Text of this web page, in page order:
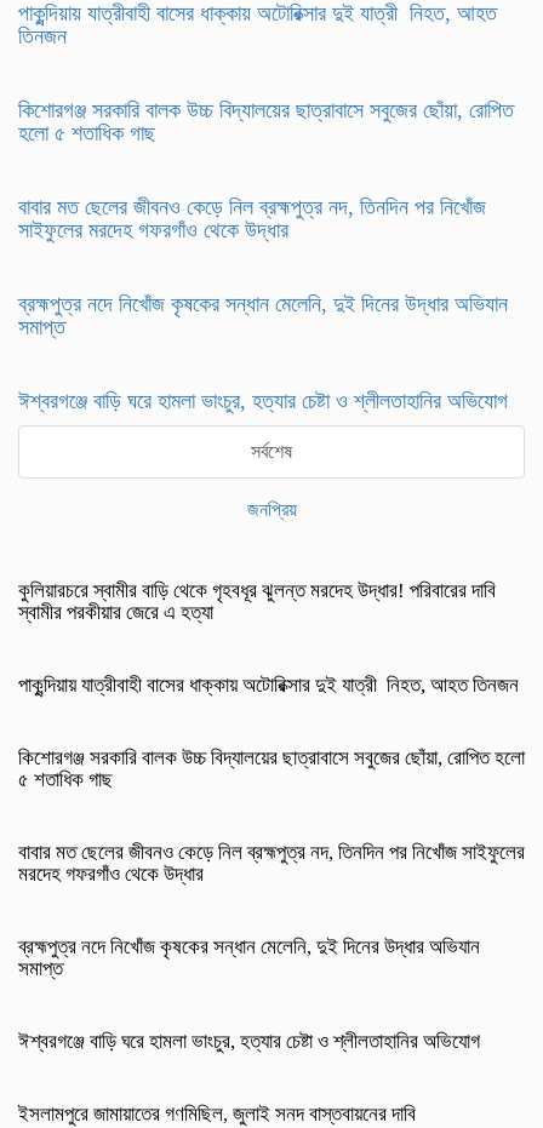
পাকুন্দিয়ায় যাত্রীবাহী বাসের ধাক্কায় অটোরিক্সার দুই যাত্রী নিহত, আহত
তিনজন
কিশোরগঞ্জ সরকারি বালক উচ্চ বিদ্যালয়ের ছাত্রাবাসে সবুজের ছোঁয়া, রোপিত
হলো ৫ শতাধিক গাছ
বাবার মত ছেলের জীবনও কেড়ে নিল ব্রহ্মপুত্র নদ, তিনদিন পর নিখোঁজ
সাইফুলের মরদেহ গফরগাঁও থেকে উদ্ধার
ব্রহ্মপুত্র নদে নিখোঁজ কৃষকের সন্ধান মেলেনি, দুই দিনের উদ্ধার অভিযান
সমাপ্ত
ঈশ্বরগঞ্জে বাড়ি ঘরে হামলা ভাংচুর, হত্যার চেষ্টা ও শ্লীলতাহানির অভিযোগ
সর্বশেষ
জনপ্রিয়
কুলিয়ারচরে স্বামীর বাড়ি থেকে গৃহবধূর ঝুলন্ত মরদেহ উদ্ধার! পরিবারের দাবি
স্বামীর পরকীয়ার জেরে এ হত্যা
পাকুন্দিয়ায় যাত্রীবাহী বাসের ধাক্কায় অটোরিক্সার দুই যাত্রী নিহত, আহত তিনজন
কিশোরগঞ্জ সরকারি বালক উচ্চ বিদ্যালয়ের ছাত্রাবাসে সবুজের ছোঁয়া, রোপিত হলো
৫ শতাধিক গাছ
বাবার মত ছেলের জীবনও কেড়ে নিল ব্রহ্মপুত্র নদ, তিনদিন পর নিখোঁজ সাইফুলের
মরদেহ গফরগাঁও থেকে উদ্ধার
ব্রহ্মপুত্র নদে নিখোঁজ কৃষকের সন্ধান মেলেনি, দুই দিনের উদ্ধার অভিযান
সমাপ্ত
ঈশ্বরগঞ্জে বাড়ি ঘরে হামলা ভাংচুর, হত্যার চেষ্টা ও শ্লীলতাহানির অভিযোগ
ইসলামপুরে জামায়াতের গণমিছিল, জুলাই সনদ বাস্তবায়নের দাবি